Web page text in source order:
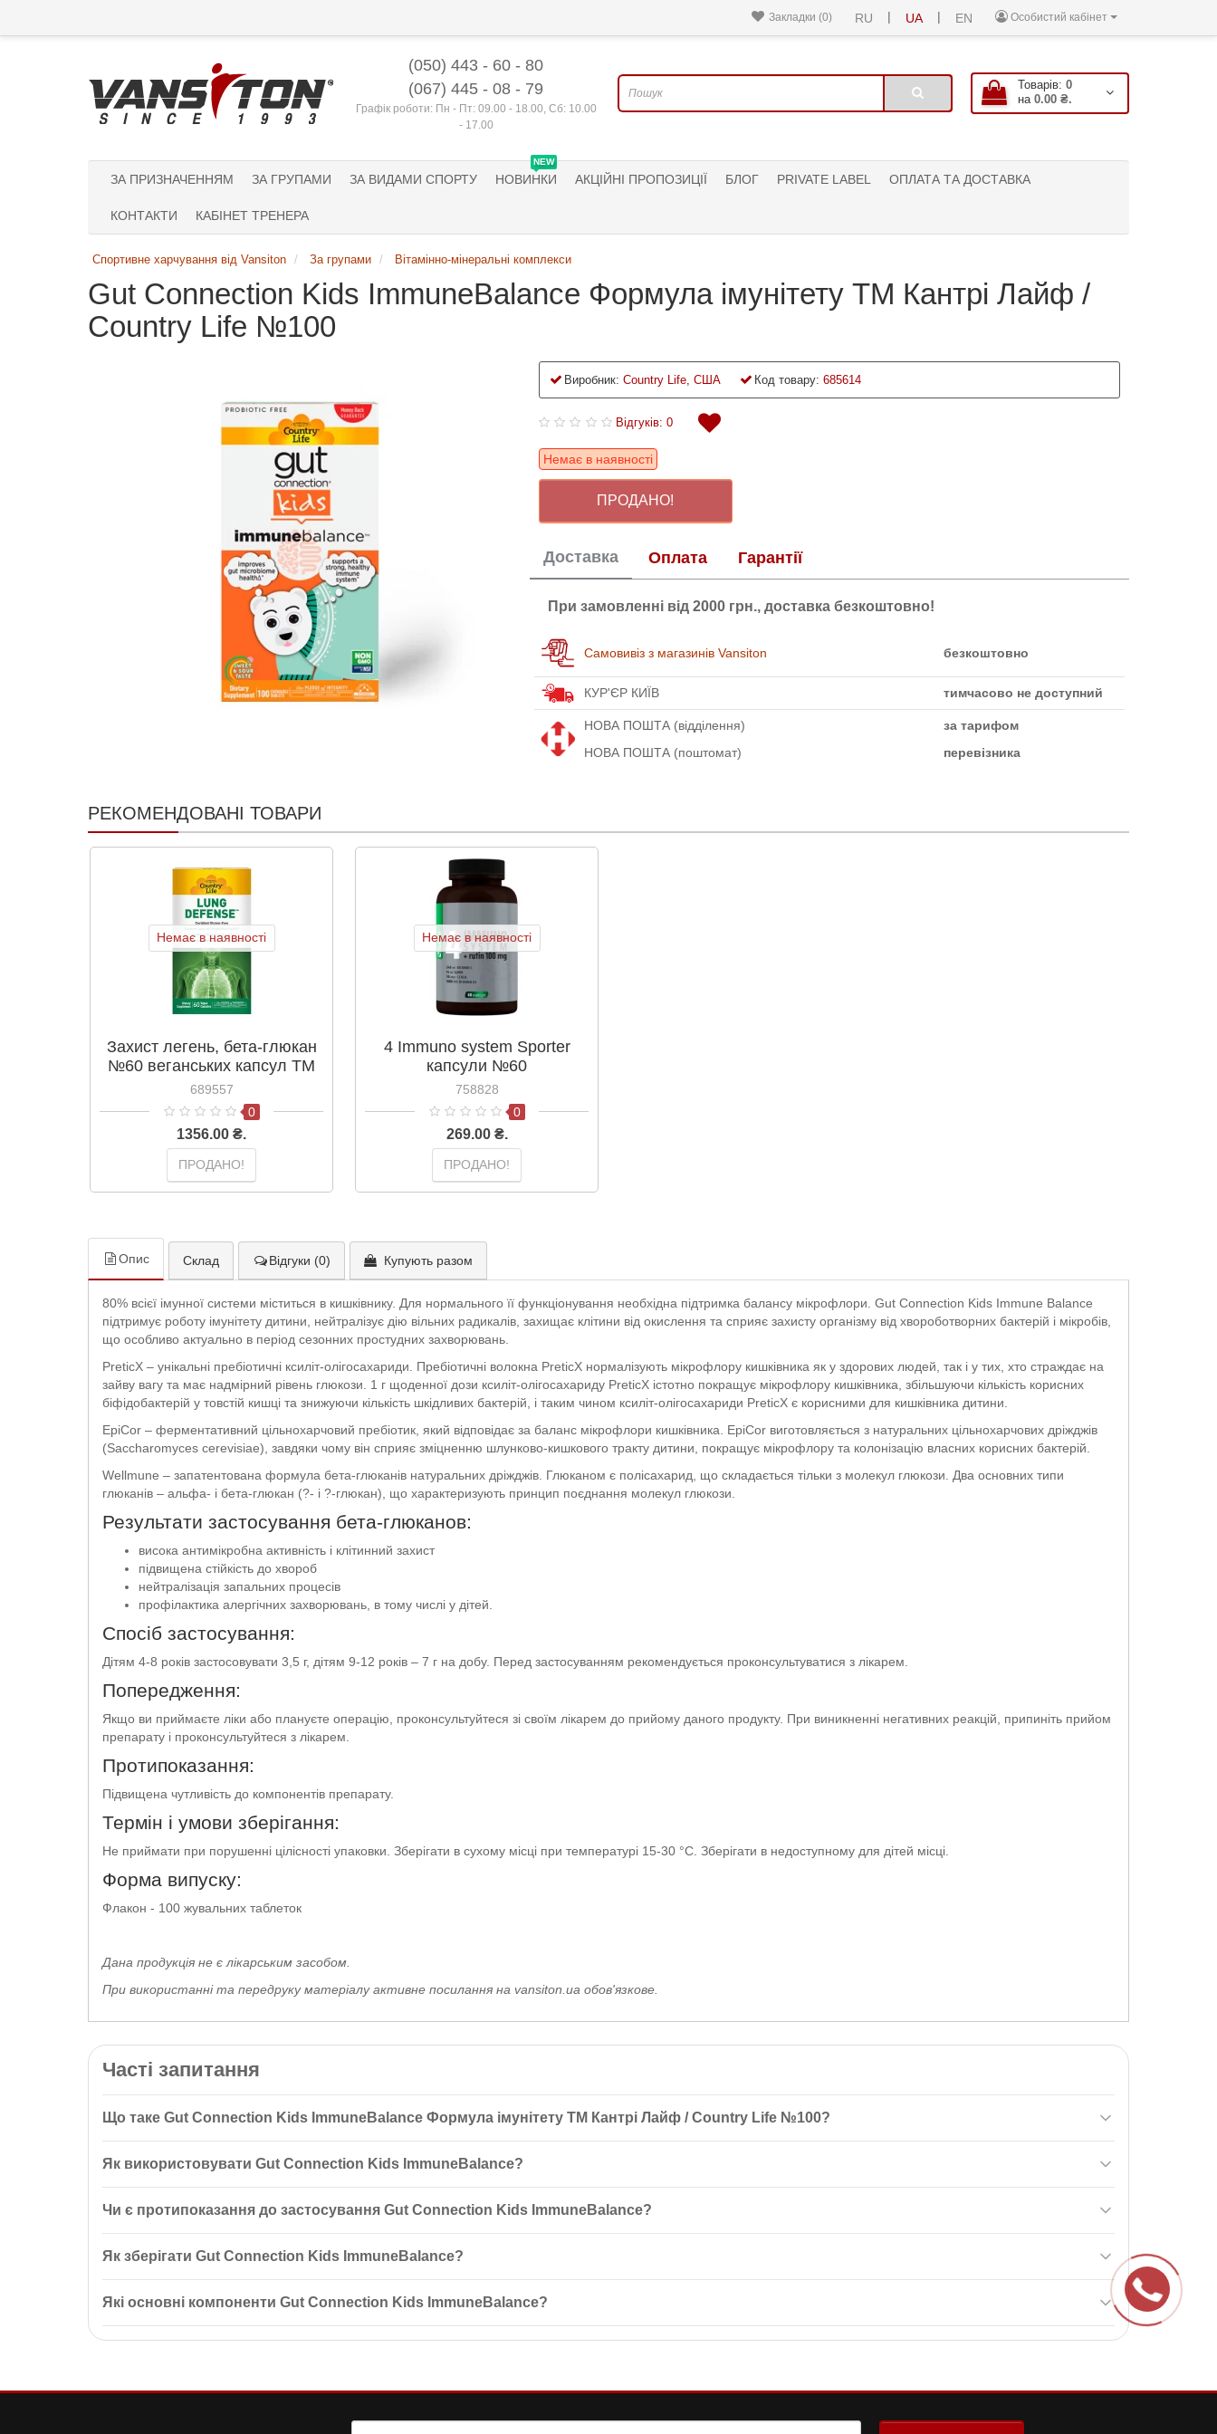
Особистий кабінет
RU | UA | EN
Закладки (0)
(050) 443 - 60 - 80
(067) 445 - 08 - 79
Графік роботи: Пн - Пт: 09.00 - 18.00, Сб: 10.00
- 17.00
Товарів: 0
на 0.00 ₴.
ЗА ПРИЗНАЧЕННЯМ ЗА ГРУПАМИ ЗА ВИДАМИ СПОРТУ
NEW
НОВИНКИ АКЦІЙНІ ПРОПОЗИЦІЇ БЛОГ PRIVATE LABEL ОПЛАТА ТА ДОСТАВКА
КОНТАКТИ КАБІНЕТ ТРЕНЕРА
Спортивне харчування від Vansiton За групами Вітамінно-мінеральні комплекси
Gut Connection Kids ImmuneBalance Формула імунітету ТМ Кантрі Лайф /
Country Life №100
Виробник: Country Life, США Код товару: 685614
Відгуків: 0
Немає в наявності
ПРОДАНО!
Доставка Оплата Гарантії
При замовленні від 2000 грн., доставка безкоштовно!
Самовивіз з магазинів Vansiton безкоштовно
КУР'ЄР КИЇВ тимчасово не доступний
НОВА ПОШТА (відділення)
за тарифом
НОВА ПОШТА (поштомат)
перевізника
РЕКОМЕНДОВАНІ ТОВАРИ
Немає в наявності
Захист легень, бета-глюкан
№60 веганських капсул ТМ
Кантрі Лайф / Country Life
689557
0
1356.00 ₴.
ПРОДАНО!
Немає в наявності
4 Immuno system Sporter
капсули №60
758828
0
269.00 ₴.
ПРОДАНО!
Опис Склад Відгуки (0) Купують разом
80% всієї імунної системи міститься в кишківнику. Для нормального її функціонування необхідна підтримка балансу мікрофлори. Gut Connection Kids Immune Balance
підтримує роботу імунітету дитини, нейтралізує дію вільних радикалів, захищає клітини від окислення та сприяє захисту організму від хвороботворних бактерій і мікробів,
що особливо актуально в період сезонних простудних захворювань.
PreticX – унікальні пребіотичні ксиліт-олігосахариди. Пребіотичні волокна PreticX нормалізують мікрофлору кишківника як у здорових людей, так і у тих, хто страждає на
зайву вагу та має надмірний рівень глюкози. 1 г щоденної дози ксиліт-олігосахариду PreticX істотно покращує мікрофлору кишківника, збільшуючи кількість корисних
біфідобактерій у товстій кишці та знижуючи кількість шкідливих бактерій, і таким чином ксиліт-олігосахариди PreticX є корисними для кишківника дитини.
EpiCor – ферментативний цільнохарчовий пребіотик, який відповідає за баланс мікрофлори кишківника. EpiCor виготовляється з натуральних цільнохарчових дріжджів
(Saccharomyces cerevisiae), завдяки чому він сприяє зміцненню шлунково-кишкового тракту дитини, покращує мікрофлору та колонізацію власних корисних бактерій.
Wellmune – запатентована формула бета-глюканів натуральних дріжджів. Глюканом є полісахарид, що складається тільки з молекул глюкози. Два основних типи
глюканів – альфа- і бета-глюкан (?- і ?-глюкан), що характеризують принцип поєднання молекул глюкози.
Результати застосування бета-глюканов:
висока антимікробна активність і клітинний захист
підвищена стійкість до хвороб
нейтралізація запальних процесів
профілактика алергічних захворювань, в тому числі у дітей.
Спосіб застосування:
Дітям 4-8 років застосовувати 3,5 г, дітям 9-12 років – 7 г на добу. Перед застосуванням рекомендується проконсультуватися з лікарем.
Попередження:
Якщо ви приймаєте ліки або плануєте операцію, проконсультуйтеся зі своїм лікарем до прийому даного продукту. При виникненні негативних реакцій, припиніть прийом
препарату і проконсультуйтеся з лікарем.
Протипоказання:
Підвищена чутливість до компонентів препарату.
Термін і умови зберігання:
Не приймати при порушенні цілісності упаковки. Зберігати в сухому місці при температурі 15-30 °C. Зберігати в недоступному для дітей місці.
Форма випуску:
Флакон - 100 жувальних таблеток
Дана продукція не є лікарським засобом.
При використанні та передруку матеріалу активне посилання на vansiton.ua обов'язкове.
Часті запитання
Що таке Gut Connection Kids ImmuneBalance Формула імунітету ТМ Кантрі Лайф / Country Life №100?
нормалізувати мікрофлору кишківника та захищає від хвороботворних бактерій. Містить унікальні пребіотичні волокна PreticX та ферментативний пребіотик EpiCor, що
сприяє поліпшенню здоров'я кишківника.
Як використовувати Gut Connection Kids ImmuneBalance?
проконсультуватися з лікарем.
Чи є протипоказання до застосування Gut Connection Kids ImmuneBalance?
проконсультуйтеся з лікарем.
Як зберігати Gut Connection Kids ImmuneBalance?
Які основні компоненти Gut Connection Kids ImmuneBalance?